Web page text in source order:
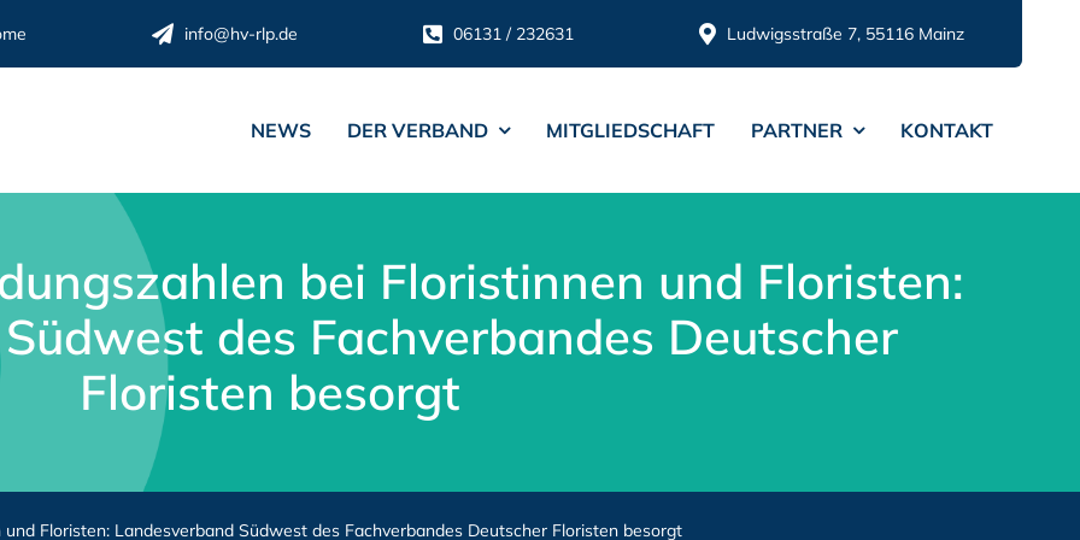
info@hv-rlp.de 06131 / 232631 Ludwigsstraße 7, 55116 Mainz
NEWS DER VERBAND MITGLIEDSCHAFT PARTNER KONTAKT
bei Floristinnen und Floristen:
des Fachverbandes Deutscher
Floristen besorgt
Floristen: Landesverband Südwest des Fachverbandes Deutscher Floristen besorgt